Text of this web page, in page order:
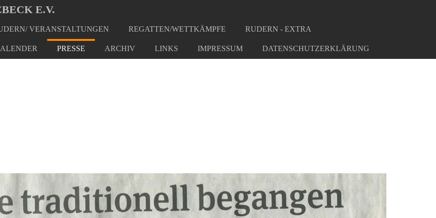
E.V.
VERANSTALTUNGEN REGATTEN/WETTKÄMPFE RUDERN - EXTRA
PRESSE ARCHIV LINKS IMPRESSUM DATENSCHUTZERKLÄRUNG